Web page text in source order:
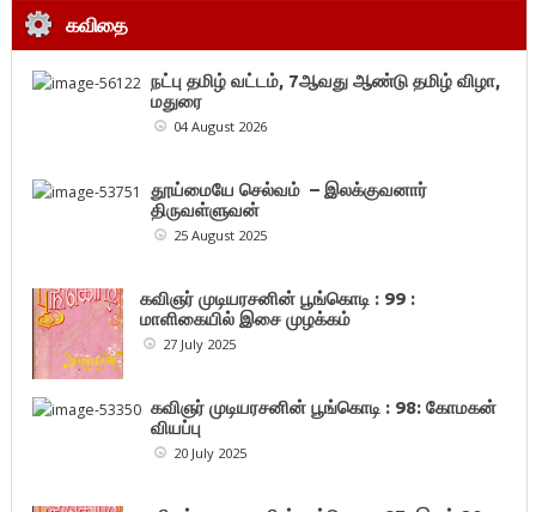
கவிதை
நட்பு தமிழ் வட்டம், 7ஆவது ஆண்டு தமிழ் விழா,
மதுரை
04 August 2026
தூய்மையே செல்வம் – இலக்குவனார்
திருவள்ளுவன்
25 August 2025
கவிஞர் முடியரசனின் பூங்கொடி : 99 :
மாளிகையில் இசை முழக்கம்
27 July 2025
கவிஞர் முடியரசனின் பூங்கொடி : 98: கோமகன்
வியப்பு
20 July 2025